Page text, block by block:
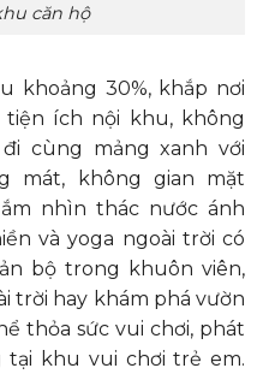
căn hộ
khoảng 30%, khắp nơi
ích nội khu, không
cùng mảng xanh với
mát, không gian mặt
nhìn thác nước ánh
và yoga ngoài trời có
bộ trong khuôn viên,
trời hay khám phá vườn
thỏa sức vui chơi, phát
tại khu vui chơi trẻ em.